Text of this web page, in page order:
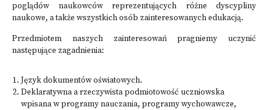
poglądów naukowców reprezentujących różne dyscypliny
naukowe, a także wszystkich osób zainteresowanych edukacją.
Przedmiotem naszych zainteresowań pragniemy uczynić
następujące zagadnienia:
Język dokumentów oświatowych.
Deklaratywna a rzeczywista podmiotowość uczniowska
wpisana w programy nauczania, programy wychowawcze,